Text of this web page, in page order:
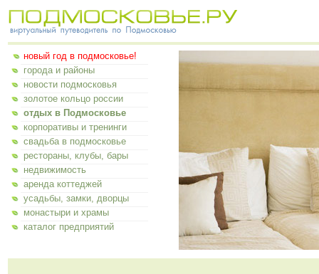
новый год в подмосковье!
города и районы
новости подмосковья
золотое кольцо россии
отдых в Подмосковье
корпоративы и тренинги
свадьба в подмосковье
рестораны, клубы, бары
недвижимость
аренда коттеджей
усадьбы, замки, дворцы
монастыри и храмы
каталог предприятий